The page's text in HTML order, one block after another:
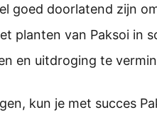
goed doorlatend zijn
planten van Paksoi in
en uitdroging te
kun je met succes